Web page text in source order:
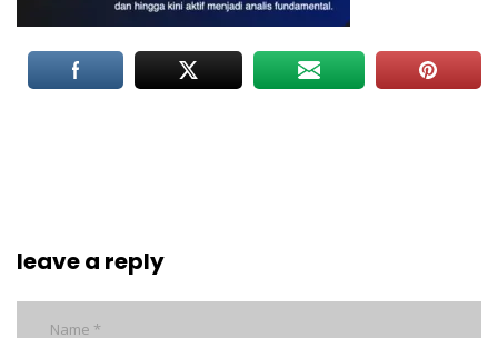
leave a reply